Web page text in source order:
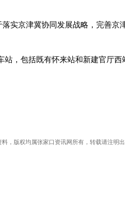
实京津冀协同发展战略，完善京
，包括既有怀来站和新建官厅
版权均属张家口资讯网所有，转载请注明